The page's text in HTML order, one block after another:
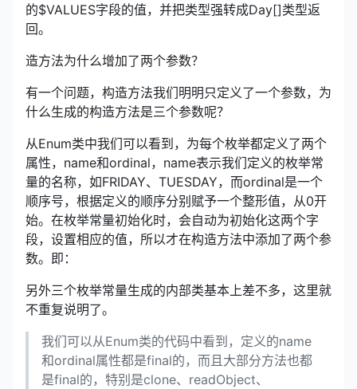
的$VALUES字段的值，并把类型强转成Day[]类型返
回。
造方法为什么增加了两个参数？
有一个问题，构造方法我们明明只定义了一个参数，为
什么生成的构造方法是三个参数呢？
从Enum类中我们可以看到，为每个枚举都定义了两个
属性，name和ordinal，name表示我们定义的枚举常
量的名称，如FRIDAY、TUESDAY，而ordinal是一个
顺序号，根据定义的顺序分别赋予一个整形值，从0开
始。在枚举常量初始化时，会自动为初始化这两个字
段，设置相应的值，所以才在构造方法中添加了两个参
数。即：
另外三个枚举常量生成的内部类基本上差不多，这里就
不重复说明了。
我们可以从Enum类的代码中看到，定义的name
和ordinal属性都是final的，而且大部分方法也都
是final的，特别是clone、readObject、